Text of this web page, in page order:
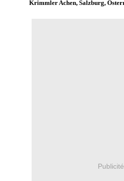
Krimmler Achen, Salzburg,
Publicité